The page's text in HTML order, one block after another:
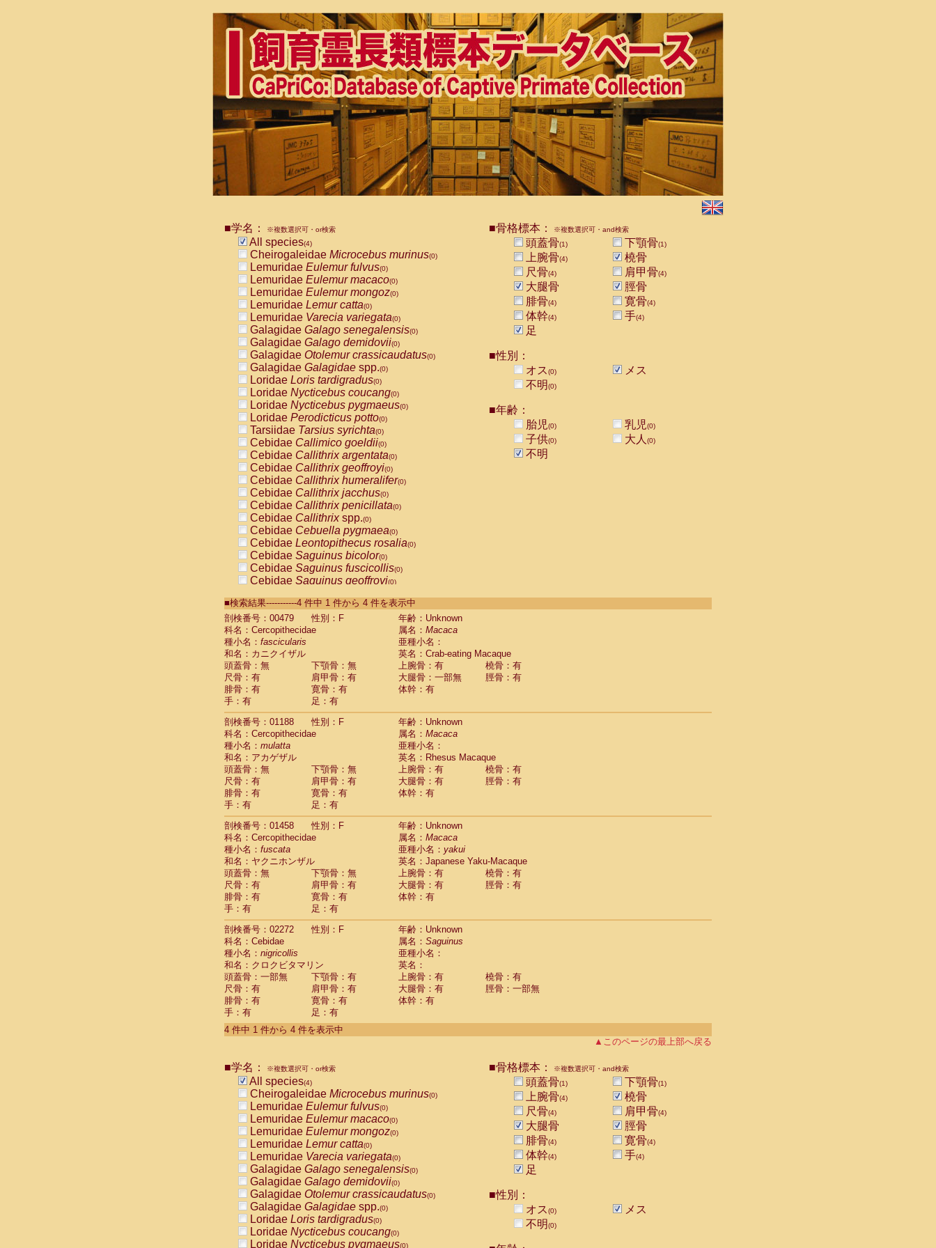
■学名： ※複数選択可・or検索
All species(4)
Cheirogaleidae Microcebus murinus(0)
Lemuridae Eulemur fulvus(0)
Lemuridae Eulemur macaco(0)
Lemuridae Eulemur mongoz(0)
Lemuridae Lemur catta(0)
Lemuridae Varecia variegata(0)
Galagidae Galago senegalensis(0)
Galagidae Galago demidovii(0)
Galagidae Otolemur crassicaudatus(0)
Galagidae Galagidae spp.(0)
Loridae Loris tardigradus(0)
Loridae Nycticebus coucang(0)
Loridae Nycticebus pygmaeus(0)
Loridae Perodicticus potto(0)
Tarsiidae Tarsius syrichta(0)
Cebidae Callimico goeldii(0)
Cebidae Callithrix argentata(0)
Cebidae Callithrix geoffroyi(0)
Cebidae Callithrix humeralifer(0)
Cebidae Callithrix jacchus(0)
Cebidae Callithrix penicillata(0)
Cebidae Callithrixspp.(0)
Cebidae Cebuella pygmaea(0)
Cebidae Leontopithecus rosalia(0)
Cebidae Saguinus bicolor(0)
Cebidae Saguinus fuscicollis(0)
Cebidae Saguinus geoffroyi(0)
CebidaeSaguinus labiatus(0)
Cebidae Saguinus leucopus (0)
CebidaeSaguinus midas
CebidaeSaguinus mystax
CebidaeSaguinus nigricollis (1)
Cebidae Saguinus oedipus
Cebidae Saguinus weddelli
Cebidae Saguinusspp.
Cebidae Aotus trivirgatus
Cebidae Cebus albifrons
CebidaeCebus apella
Cebidae
CebidaeCebus nigrivittatus
Cebidae Cebusspp.(0)
Cebidae Saimiri boliviensis
Cebidae Saimiri sciureus
Atelidae Alouatta caraya
AtelidaeAlouatta fusca
AtelidaeAlouatta seniculus
AtelidaeAlouatta
Atelidae Ateles belzebuth
Atelidae Ateles geoffroyi
Atelidae Ateles paniscus
Atelidae Atelesspp.
Atelidae Lagothrix lagothricha
AtelidaeLagothrix lagothricha cana(0)
Pitheciidae Cacajao calvus rubicundus (0)
Pitheciidae Callicebus cupreus(0)
Pitheciidae Callicebus donacophilus(0)
PitheciidaeCallicebus moloch(0)
Pitheciidae Callicebus torquatus(0)
Pitheciidae Callicebus
Pitheciidae Chiropotes satanas
Pitheciidae Pithecia monachus
PitheciidaePithecia pithecia
CercopithecidaeCercocebus torquatus atys
Cercopithecidae
CercopithecidaeCercocebus torquatus torquatus
CercopithecidaeCercocebus
CercopithecidaeCercocebusspp.
CercopithecidaeLophocebus albigena
CercopithecidaePapio anubis
CercopithecidaePapio cynocephalus
CercopithecidaePapio hamadryas
CercopithecidaePapio papio(0)
CercopithecidaePapiospp.(0)
CercopithecidaeMandrillus leucophaeus
CercopithecidaeMandrillus sphinx
CercopithecidaeTheropithecus gelada
CercopithecidaeMacaca arctoides
■骨格標本： ※複数選択可・and検索
頭蓋骨(1) 下顎骨(1)
上腕骨(4)
橈骨
尺骨(4) 肩甲骨(4)
大腿骨
脛骨
腓骨(4) 寛骨(4)
体幹(4) 手(4)
足
■性別：
オス(0)
メス
不明(0)
■年齢：
胎児(0) 乳児(0)
子供(0) 大人 (0)
不明
■検索結果-----------4 件中 1 件から 4 件を表示中
剖検番号：00479
性別：F
年齢：Unknown
科名：Cercopithecidae
属名： Macaca
種小名： fascicularis
亜種小名：
和名：カニクイザル
英名：Crab-eating Macaque
頭蓋骨：無
下顎骨：無 上腕骨：有
橈骨：有
尺骨：有
肩甲骨：有 大腿骨：一部無
脛骨：有
腓骨：有
寛骨：有
体幹：有
手：有
足：有
剖検番号：01188
性別：F
年齢：Unknown
科名：Cercopithecidae
属名： Macaca
種小名： mulatta
亜種小名：
和名：アカゲザル
英名：Rhesus Macaque
頭蓋骨：無
下顎骨：無 上腕骨：有
橈骨：有
尺骨：有
肩甲骨：有 大腿骨：有
脛骨：有
腓骨：有
寛骨：有
体幹：有
手：有
足：有
剖検番号：01458
性別：F
年齢：Unknown
科名：Cercopithecidae
属名： Macaca
種小名： fuscata 亜種小名： yakui
和名：ヤクニホンザル
英名：Japanese Yaku-Macaque
頭蓋骨：無
下顎骨：無 上腕骨：有
橈骨：有
尺骨：有
肩甲骨：有 大腿骨：有
脛骨：有
腓骨：有
寛骨：有
体幹：有
手：有
足：有
剖検番号：02272
性別：F
年齢：Unknown
科名：Cebidae
属名： Saguinus
種小名： nigricollis
亜種小名：
和名：クロクビタマリン
英名：
頭蓋骨：一部無
下顎骨：有 上腕骨：有
橈骨：有
尺骨：有
肩甲骨：有 大腿骨：有
脛骨：一部無
腓骨：有
寛骨：有
体幹：有
手：有
足：有
4 件中 1 件から 4 件を表示中
▲このページの最上部へ戻る
■学名： ※複数選択可・or検索
All species(4)
Cheirogaleidae Microcebus murinus(0)
Lemuridae Eulemur fulvus(0)
Lemuridae Eulemur macaco(0)
Lemuridae Eulemur mongoz(0)
Lemuridae Lemur catta(0)
Lemuridae Varecia variegata(0)
Galagidae Galago senegalensis(0)
Galagidae Galago demidovii(0)
Galagidae Otolemur crassicaudatus(0)
Galagidae Galagidae spp.(0)
Loridae Loris tardigradus(0)
Loridae Nycticebus coucang(0)
Loridae Nycticebus pygmaeus(0)
■骨格標本： ※複数選択可・and検索
頭蓋骨(1) 下顎骨(1)
上腕骨(4)
橈骨
尺骨(4) 肩甲骨(4)
大腿骨
脛骨
腓骨(4) 寛骨(4)
体幹(4) 手(4)
足
■性別：
オス(0)
メス
不明(0)